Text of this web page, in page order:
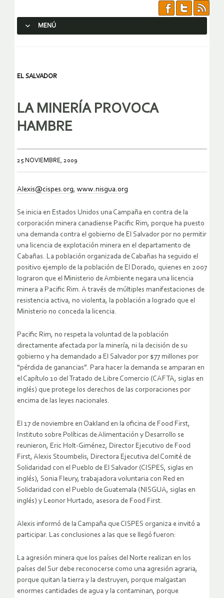
MENÚ
EL SALVADOR
LA MINERÍA PROVOCA
HAMBRE
25 NOVIEMBRE, 2009
Alexis@cispes.org, www.nisgua.org
Se inicia en Estados Unidos una Campaña en contra de la
corporación minera canadiense Pacific Rim, porque ha puesto
una demanda contra el gobierno de El Salvador por no permitir
una licencia de explotación minera en el departamento de
Cabañas. La población organizada de Cabañas ha seguido el
positivo ejemplo de la población de El Dorado, quienes en 2007
lograron que el Ministerio de Ambiente negara una licencia
minera a Pacific Rim. A través de múltiples manifestaciones de
resistencia activa, no violenta, la población a logrado que el
Ministerio no conceda la licencia.
Pacific Rim, no respeta la voluntad de la población
directamente afectada por la minería, ni la decisión de su
gobierno y ha demandado a El Salvador por $77 millones por
“pérdida de ganancias”. Para hacer la demanda se amparan en
el Capítulo 10 del Tratado de Libre Comercio (CAFTA, siglas en
inglés) que protege los derechos de las corporaciones por
encima de las leyes nacionales.
El 17 de noviembre en Oakland en la oficina de Food First,
Instituto sobre Políticas de Alimentación y Desarrollo se
reunieron, Eric Holt-Giménez, Director Ejecutivo de Food
First, Alexis Stoumbelis, Directora Ejecutiva del Comité de
Solidaridad con el Pueblo de El Salvador (CISPES, siglas en
inglés), Sonia Fleury, trabajadora voluntaria con Red en
Solidaridad con el Pueblo de Guatemala (NISGUA, siglas en
inglés) y Leonor Hurtado, asesora de Food First.
Alexis informó de la Campaña que CISPES organiza e invitó a
participar. Las conclusiones a las que se llegó fueron:
La agresión minera que los países del Norte realizan en los
países del Sur debe reconocerse como una agresión agraria,
porque quitan la tierra y la destruyen, porque malgastan
enormes cantidades de agua y la contaminan, porque